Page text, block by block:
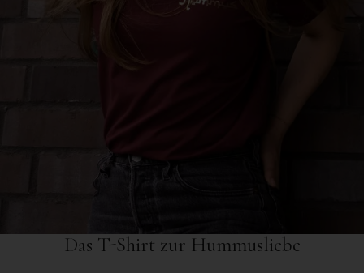
Das T-Shirt zur Hummusliebe